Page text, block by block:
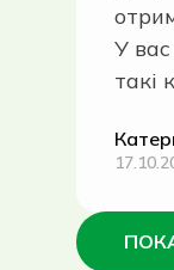
У
такі